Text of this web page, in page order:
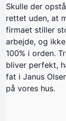
Skulle der
rettet uden, at
firmaet stiller
arbejde, og
100% i orden.
bliver perfekt,
fat i Janus
på vores hus.